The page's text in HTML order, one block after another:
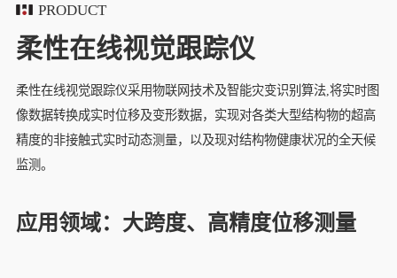
PRODUCT
柔性在线视觉跟踪仪
柔性在线视觉跟踪仪采用物联网技术及智能灾变识别算法,将实时图
像数据转换成实时位移及变形数据，实现对各类大型结构物的超高
精度的非接触式实时动态测量，以及现对结构物健康状况的全天候
监测。
应用领域：大跨度、高精度位移测量